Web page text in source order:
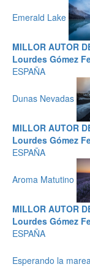
Emerald Lake
MILLOR AUTOR
Lourdes Gómez
ESPAÑA
Dunas Nevadas
MILLOR AUTOR
Lourdes Gómez
ESPAÑA
Aroma Matutino
MILLOR AUTOR
Lourdes Gómez
ESPAÑA
Esperando la marea